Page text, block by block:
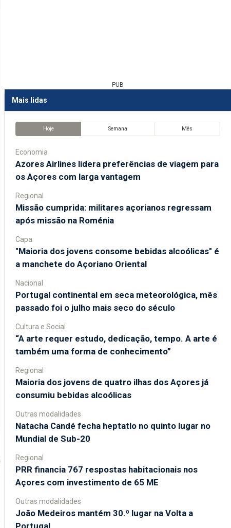
PUB
Mais lidas
Hoje Semana Mês
Economia
Azores Airlines lidera preferências de viagem para
os Açores com larga vantagem
Regional
Missão cumprida: militares açorianos regressam
após missão na Roménia
Capa
"Maioria dos jovens consome bebidas alcoólicas" é
a manchete do Açoriano Oriental
Nacional
Portugal continental em seca meteorológica, mês
passado foi o julho mais seco do século
Cultura e Social
“A arte requer estudo, dedicação, tempo. A arte é
também uma forma de conhecimento”
Regional
Maioria dos jovens de quatro ilhas dos Açores já
consumiu bebidas alcoólicas
Outras modalidades
Natacha Candé fecha heptatlo no quinto lugar no
Mundial de Sub-20
Regional
PRR financia 767 respostas habitacionais nos
Açores com investimento de 65 ME
Outras modalidades
João Medeiros mantém 30.º lugar na Volta a
Portugal